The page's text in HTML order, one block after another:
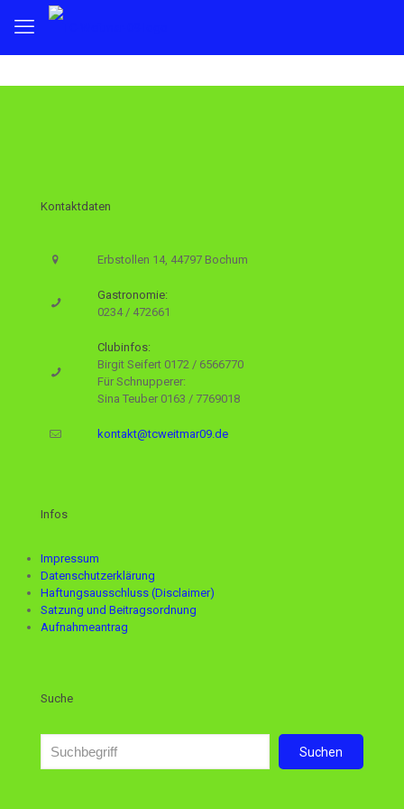
Kontaktdaten
Erbstollen 14, 44797 Bochum
Gastronomie:
0234 / 472661
Clubinfos:
Birgit Seifert 0172 / 6566770
Für Schnupperer:
Sina Teuber 0163 / 7769018
kontakt@tcweitmar09.de
Infos
Impressum
Datenschutzerklärung
Haftungsausschluss (Disclaimer)
Satzung und Beitragsordnung
Aufnahmeantrag
Suche
Suchen Suchen